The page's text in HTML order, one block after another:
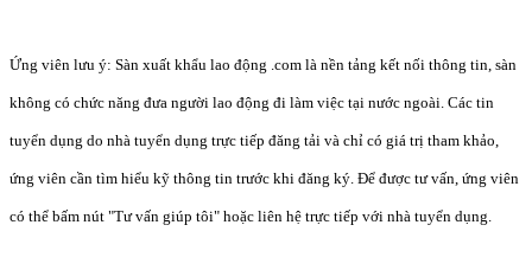
Ứng viên lưu ý: Sàn xuất khẩu lao động .com là nền tảng kết nối thông tin, sàn
không có chức năng đưa người lao động đi làm việc tại nước ngoài. Các tin
tuyển dụng do nhà tuyển dụng trực tiếp đăng tải và chỉ có giá trị tham khảo,
ứng viên cần tìm hiểu kỹ thông tin trước khi đăng ký. Để được tư vấn, ứng viên
có thể bấm nút "Tư vấn giúp tôi" hoặc liên hệ trực tiếp với nhà tuyển dụng.